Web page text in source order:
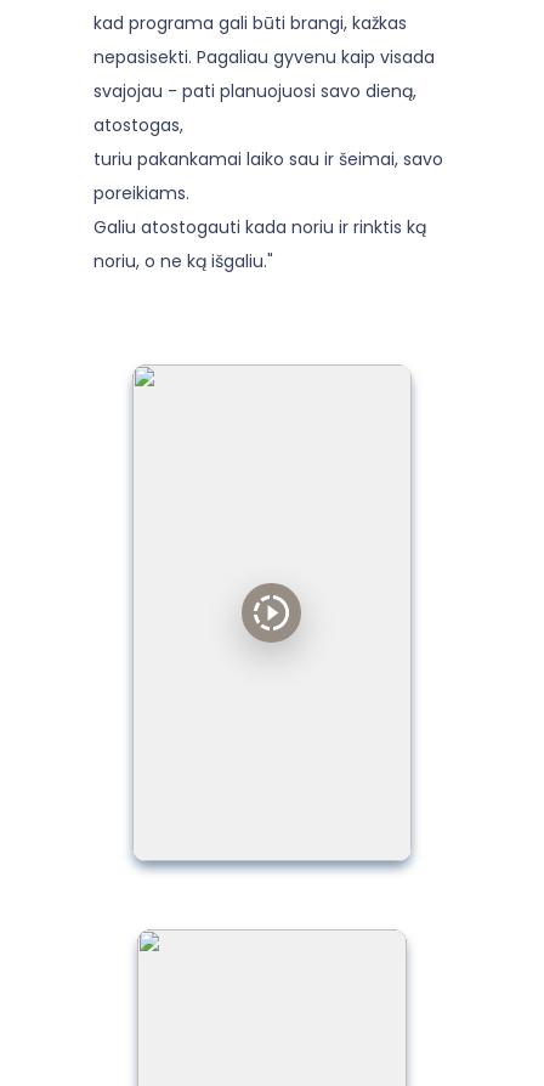
kad programa gali būti brangi, kažkas
nepasisekti. Pagaliau gyvenu kaip visada
svajojau - pati planuojuosi savo dieną,
atostogas,
turiu pakankamai laiko sau ir šeimai, savo
poreikiams.
Galiu atostogauti kada noriu ir rinktis ką
noriu, o ne ką išgaliu."